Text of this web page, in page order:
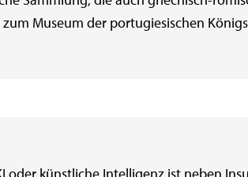
Museum der portugiesischen